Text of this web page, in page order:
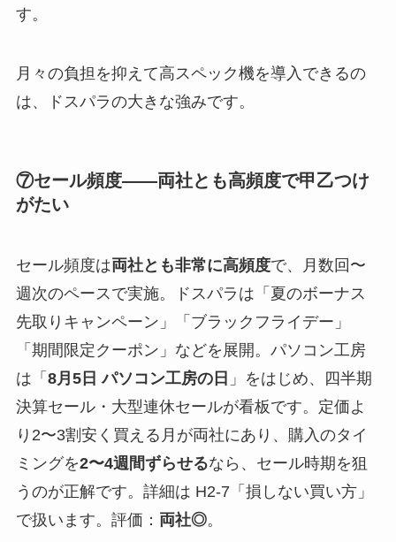
す。
月々の負担を抑えて高スペック機を導入できるの
は、ドスパラの大きな強みです。
⑦セール頻度——両社とも高頻度で甲乙つけ
がたい
セール頻度は両社とも非常に高頻度で、月数回〜
週次のペースで実施。ドスパラは「夏のボーナス
先取りキャンペーン」「ブラックフライデー」
「期間限定クーポン」などを展開。パソコン工房
は「 8月5日 パソコン工房の日 」をはじめ、四半期
決算セール・大型連休セールが看板です。定価よ
り2〜3割安く買える月が両社にあり、購入のタイ
ミングを2〜4週間ずらせるなら、セール時期を狙
うのが正解です。詳細は H2-7「損しない買い方」
で扱います。評価： 両社◎。